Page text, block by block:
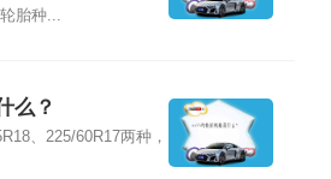
胎种...
么？
、225/60R17两种，